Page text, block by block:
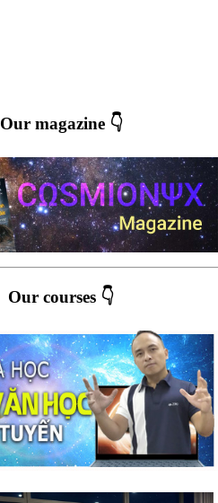
Our magazine 👇
Our courses 👇